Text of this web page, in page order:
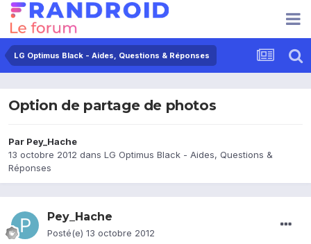
LG Optimus Black - Aides, Questions & Réponses
Option de partage de photos
Par Pey_Hache
13 octobre 2012 dans LG Optimus Black - Aides, Questions &
Réponses
Pey_Hache
Posté(e) 13 octobre 2012